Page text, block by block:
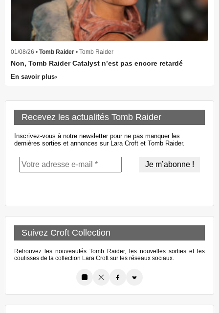
01/08/26 • Tomb Raider • Tomb Raider
Non, Tomb Raider Catalyst n’est pas encore retardé
En savoir plus
Recevez les actualités Tomb Raider
Inscrivez-vous à notre newsletter pour ne pas manquer les
dernières sorties et annonces sur Lara Croft et Tomb Raider.
Suivez Croft Collection
Retrouvez les nouveautés Tomb Raider, les nouvelles sorties et les
coulisses de la collection Lara Croft sur les réseaux sociaux.